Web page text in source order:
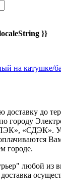
}}
на катушке/
доставку до
городу
«СДЭК».
городе.
любой из